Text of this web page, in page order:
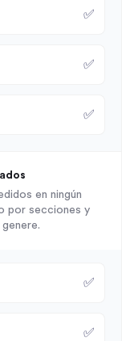
✅
✅
✅
en ningún
por secciones y
✅
✅